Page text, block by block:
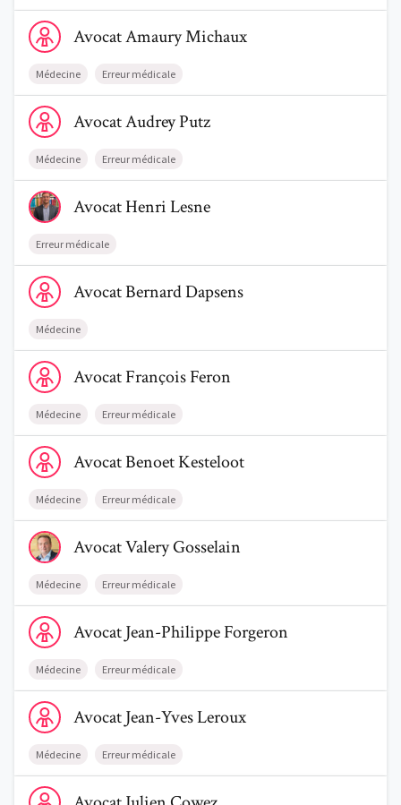
Voir le profil de AvocatAmaury Michaux
AvocatAmauryMichaux
Médecine Erreur médicale
Voir le profil de AvocatAudrey Putz
AvocatAudreyPutz
Médecine Erreur médicale
Voir le profil de AvocatHenri Lesne
AvocatHenriLesne
Erreur médicale
Voir le profil de AvocatBernard Dapsens
AvocatBernardDapsens
Médecine
Voir le profil de AvocatFrançois Feron
AvocatFrançoisFeron
Médecine Erreur médicale
Voir le profil de AvocatBenoet Kesteloot
AvocatBenoetKesteloot
Médecine Erreur médicale
Voir le profil de AvocatValery Gosselain
AvocatValeryGosselain
Médecine Erreur médicale
Voir le profil de AvocatJean-Philippe Forgeron
AvocatJean-PhilippeForgeron
Médecine Erreur médicale
Voir le profil de AvocatJean-Yves Leroux
AvocatJean-YvesLeroux
Médecine Erreur médicale
Voir le profil de AvocatJulien Cowez